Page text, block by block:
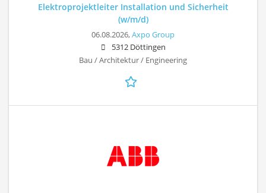
Elektroprojektleiter Installation und Sicherheit
(w/m/d)
06.08.2026,Axpo Group
5312 Döttingen
Bau / Architektur / Engineering